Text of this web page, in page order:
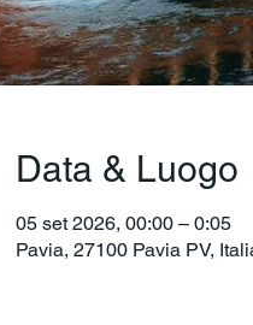
Data & Luogo
05 set 2026, 00:00 – 0:05
Pavia, 27100 Pavia PV,